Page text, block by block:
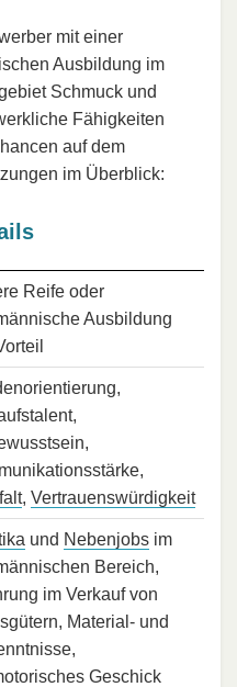
mit einer
Ausbildung im
Schmuck und
Fähigkeiten
auf dem
im Überblick:
Reife oder
Ausbildung
, Vertrauenswürdigkeit
und Nebenjobs im
Bereich,
im Verkauf von
Material- und
Geschick